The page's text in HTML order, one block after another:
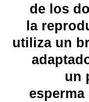
de los
la
utiliza un
un
esperma